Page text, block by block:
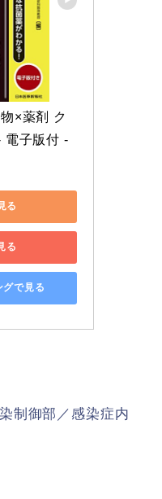
×薬剤 ク
電子版付 -
る
る
で見る
制御部／感染症内